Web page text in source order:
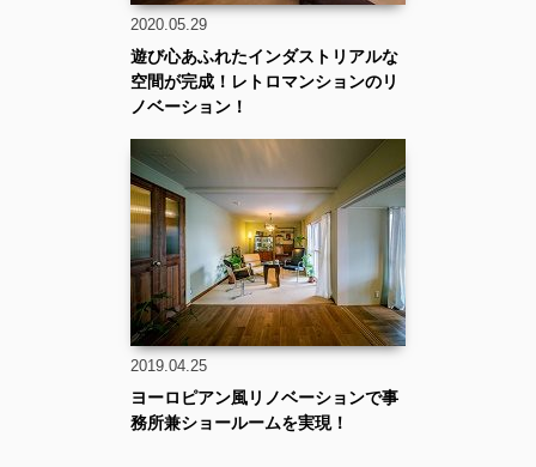
2020.05.29
遊び心あふれたインダストリアルな
空間が完成！レトロマンションのリ
ノベーション！
2019.04.25
ヨーロピアン風リノベーションで事
務所兼ショールームを実現！